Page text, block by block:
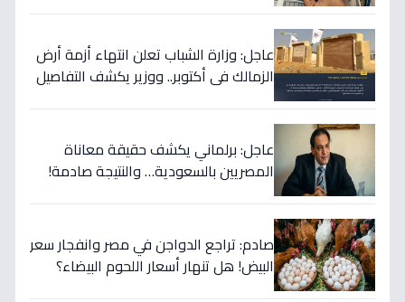
عاجل: وزارة الشباب تعلن انتهاء أزمة أرض
الزمالك في أكتوبر.. ووزير يكشف التفاصيل
عاجل: برلماني يكشف حقيقة معاناة
المصريين بالسعودية… والنتيجة صادمة!
صادم: تراجع الدواجن في مصر وانفجار سعر
البيض! هل تنهار أسعار اللحوم البيضاء؟